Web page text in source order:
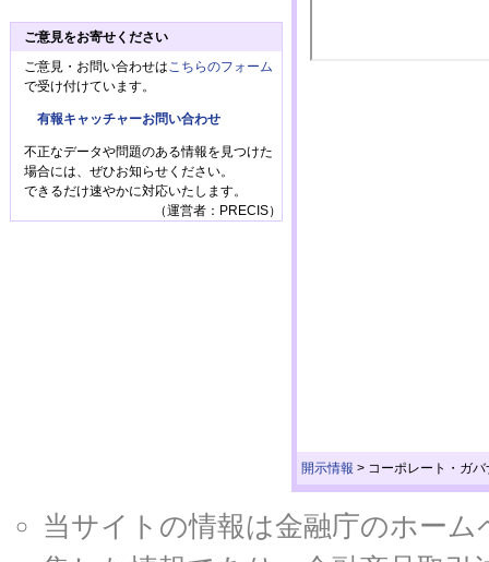
開示情報 > コーポレート・ガ
ご意見をお寄せください
ご意見・お問い合わせは こちらのフォーム
で受け付けています。
有報キャッチャーお問い合わせ
不正なデータや問題のある情報を見つけた
場合には、ぜひお知らせください。
できるだけ速やかに対応いたします。
（運営者：PRECIS）
当サイトの情報は金融庁のホー